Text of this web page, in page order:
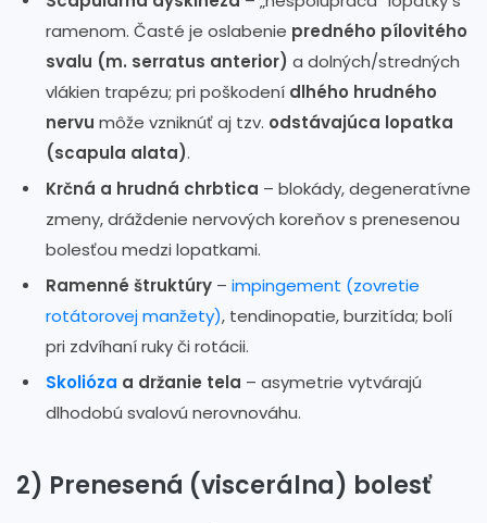
ramenom. Časté je oslabenie predného pílovitého
svalu (m. serratus anterior) a dolných/stredných
vlákien trapézu; pri poškodení dlhého hrudného
nervu môže vzniknúť aj tzv. odstávajúca lopatka
(scapula alata).
Krčná a hrudná chrbtica – blokády, degeneratívne
zmeny, dráždenie nervových koreňov s prenesenou
bolesťou medzi lopatkami.
Ramenné štruktúry – impingement (zovretie
rotátorovej manžety), tendinopatie, burzitída; bolí
pri zdvíhaní ruky či rotácii.
Skolióza a držanie tela – asymetrie vytvárajú
dlhodobú svalovú nerovnováhu.
2) Prenesená (viscerálna) bolesť